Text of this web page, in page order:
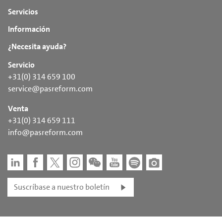
Servicios
Información
¿Necesita ayuda?
Servicio
+31(0) 314 659 100
service@pasreform.com
Venta
+31(0) 314 659 111
info@pasreform.com
Suscríbase a nuestro boletín